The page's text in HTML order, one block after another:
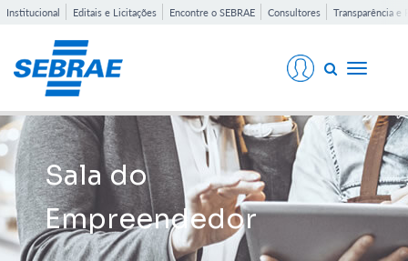
Institucional Editais e Licitações Encontre o SEBRAE Consultores Transparência e
Toggle
Sala do
Empreendedor